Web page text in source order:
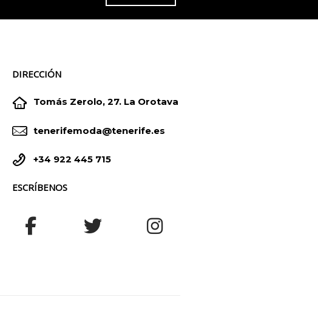
DIRECCIÓN

 Tomás Zerolo, 27. La Orotava

 tenerifemoda@tenerife.es

 +34 922 445 715
ESCRÍBENOS